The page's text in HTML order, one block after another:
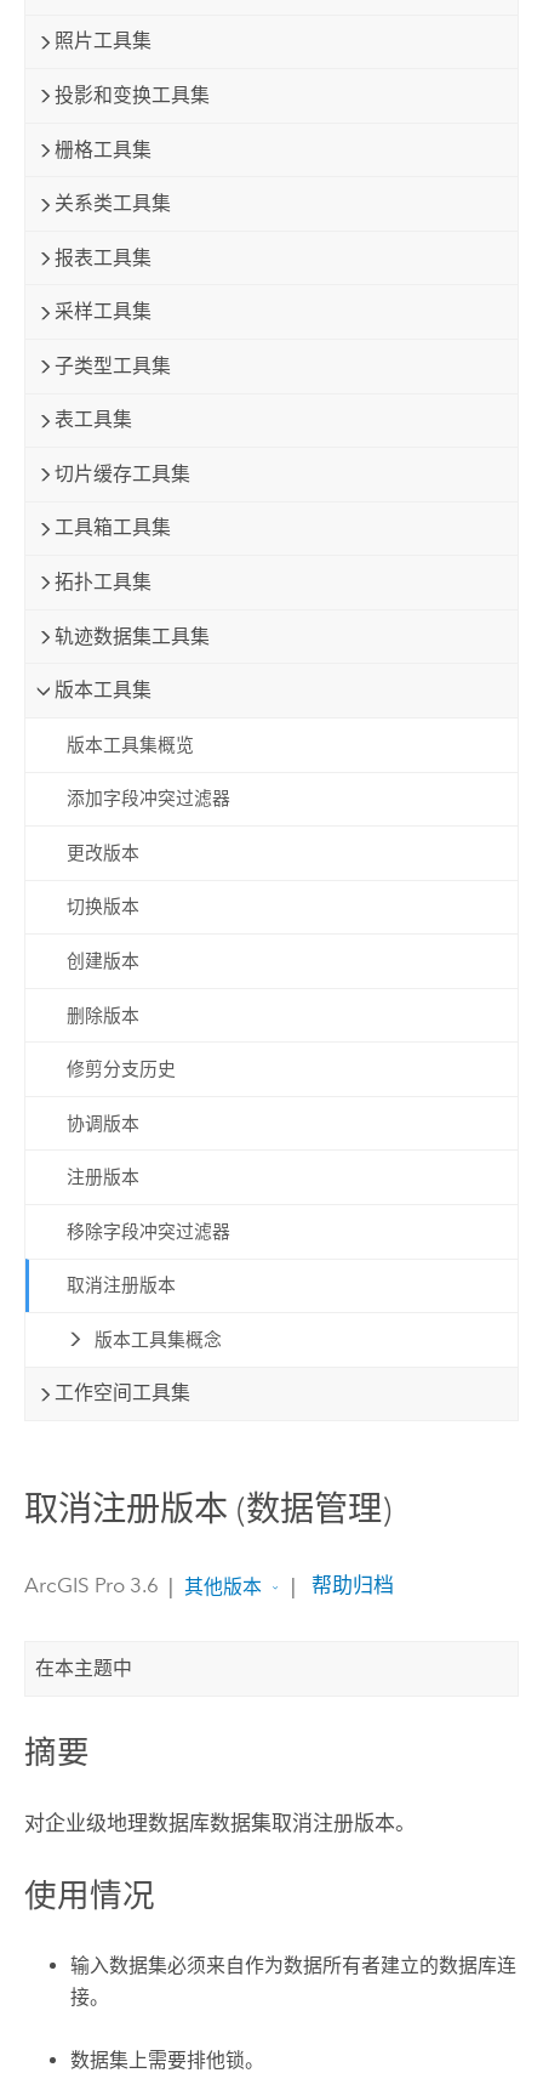
照片工具集
投影和变换工具集
栅格工具集
关系类工具集
报表工具集
采样工具集
子类型工具集
表工具集
切片缓存工具集
工具箱工具集
拓扑工具集
轨迹数据集工具集
版本工具集
版本工具集概览
添加字段冲突过滤器
更改版本
切换版本
创建版本
删除版本
修剪分支历史
协调版本
注册版本
移除字段冲突过滤器
取消注册版本
版本工具集概念
工作空间工具集
取消注册版本 (数据管理)
ArcGIS Pro 3.6 | 其他版本 | 帮助归档
在本主题中
摘要
对企业级地理数据库数据集取消注册版本。
使用情况
输入数据集必须来自作为数据所有者建立的数据库连
接。
数据集上需要排他锁。